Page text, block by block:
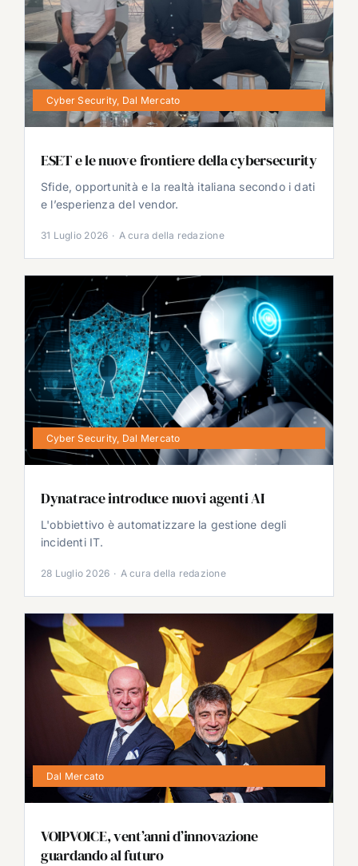
Cyber Security, Dal Mercato
ESET e le nuove frontiere della cybersecurity
Sfide, opportunità e la realtà italiana secondo i dati
e l’esperienza del vendor.
31 Luglio 2026 · A cura della redazione
Cyber Security, Dal Mercato
Dynatrace introduce nuovi agenti AI
L'obbiettivo è automatizzare la gestione degli
incidenti IT.
28 Luglio 2026 · A cura della redazione
Dal Mercato
VOIPVOICE, vent’anni d’innovazione
guardando al futuro